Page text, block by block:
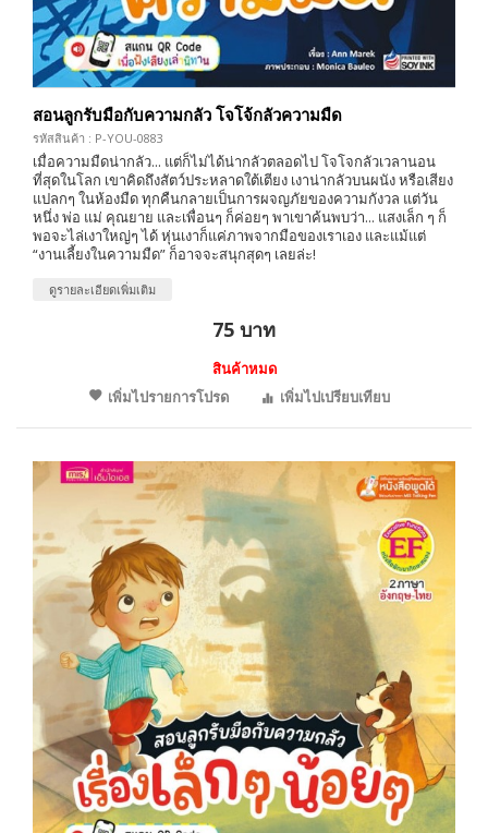
สอนลูกรับมือกับความกลัว โจโจ้กลัวความมืด
รหัสสินค้า : P-YOU-0883
เมื่อความมืดน่ากลัว... แต่ก็ไม่ได้น่ากลัวตลอดไป โจโจกลัวเวลานอน
ที่สุดในโลก เขาคิดถึงสัตว์ประหลาดใต้เตียง เงาน่ากลัวบนผนัง หรือเสียง
แปลกๆ ในห้องมืด ทุกคืนกลายเป็นการผจญภัยของความกังวล แต่วัน
หนึ่ง พ่อ แม่ คุณยาย และเพื่อนๆ ก็ค่อยๆ พาเขาค้นพบว่า... แสงเล็ก ๆ ก็
พอจะไล่เงาใหญ่ๆ ได้ หุ่นเงาก็แค่ภาพจากมือของเราเอง และแม้แต่
“งานเลี้ยงในความมืด” ก็อาจจะสนุกสุดๆ เลยล่ะ!
ดูรายละเอียดเพิ่มเติม
75 บาท
สินค้าหมด
เพิ่มไปรายการโปรด
เพิ่มไปเปรียบเทียบ